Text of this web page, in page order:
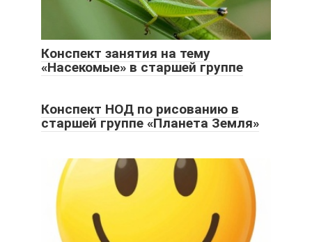
Конспект занятия на тему
«Насекомые» в старшей группе
Конспект НОД по рисованию в
старшей группе «Планета Земля»